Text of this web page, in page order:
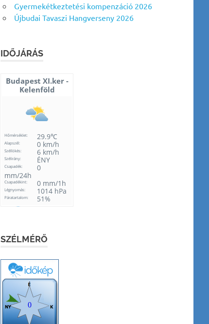
Gyermekétkeztetési kompenzáció 2026
Újbudai Tavaszi Hangverseny 2026
IDŐJÁRÁS
SZÉLMÉRŐ